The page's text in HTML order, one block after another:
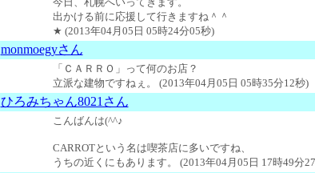
出かける前に応援して行きますね＾＾
★ (2013年04月05日 05時24分05秒)
monmoegyさん
「ＣＡＲＲＯ」って何のお店？
立派な建物ですねぇ。 (2013年04月05日 05時35分12秒)
ひろみちゃん8021さん
こんばんは(^^♪
CARROTという名は喫茶店に多いですね、
うちの近くにもあります。
(2013年04月05日 17時49分